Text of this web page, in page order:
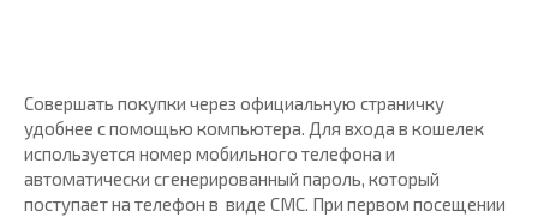
Совершать покупки через официальную страничку
удобнее с помощью компьютера. Для входа в кошелек
используется номер мобильного телефона и
автоматически сгенерированный пароль, который
поступает на телефон в виде СМС. При первом посещении